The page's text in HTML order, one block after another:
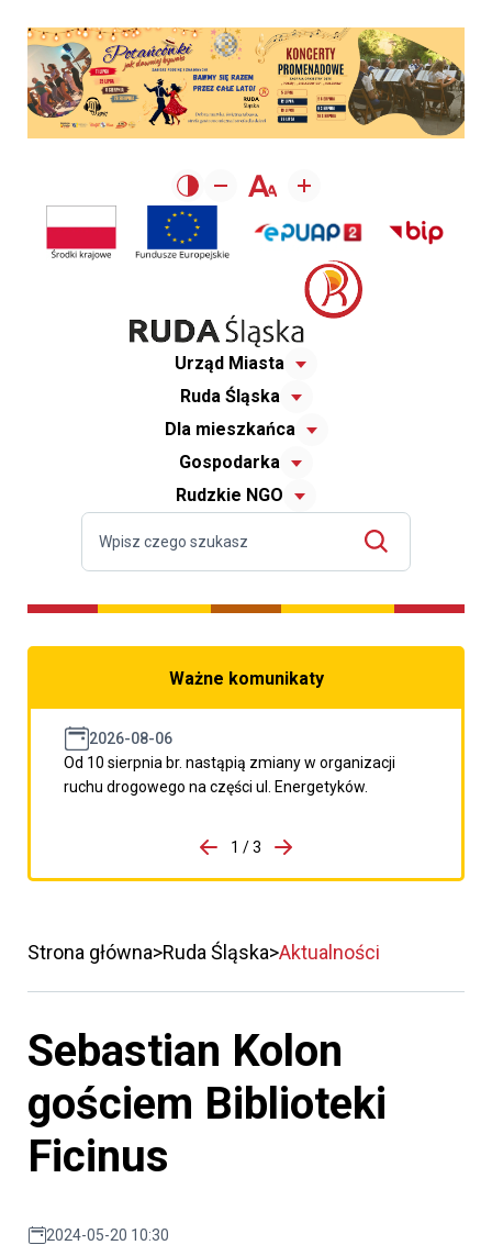
Urząd Miasta
Ruda Śląska
Dla mieszkańca
Gospodarka
Rudzkie NGO
Ważne komunikaty
2026-08-06
Od 10 sierpnia br. nastąpią zmiany w organizacji
ruchu drogowego na części ul. Energetyków.
porzpedniego komunikatu
1 / 3
Przejdź do następnego
Strona główna Ruda Śląska Aktualności
Sebastian Kolon
gościem Biblioteki
Ficinus
2024-05-20 10:30